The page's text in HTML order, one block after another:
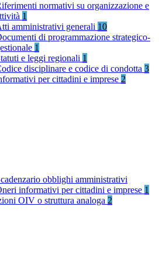
normativi su organizzazione e
1
amministrativi generali 10
di programmazione strategico-
1
e leggi regionali 1
disciplinare e codice di condotta 3
per cittadini e imprese 2
obblighi amministrativi
informativi per cittadini e imprese 1
OIV o struttura analoga 2